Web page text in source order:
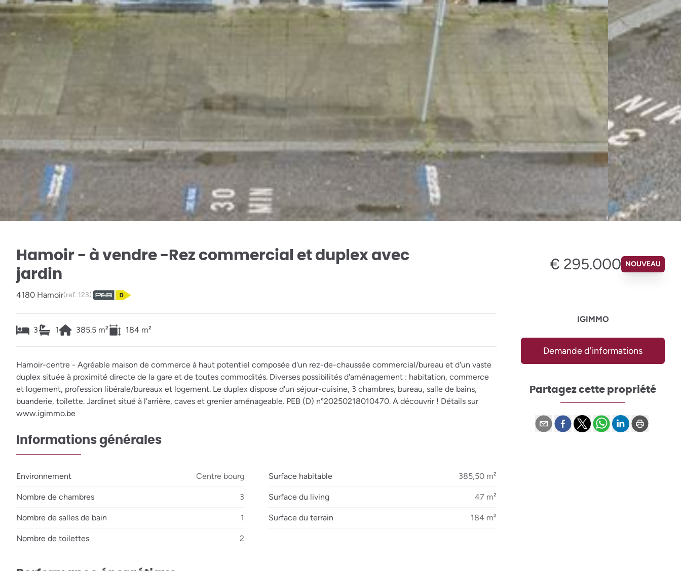
Hamoir - à vendre -Rez commercial et duplex avec
jardin
€ 295.000 NOUVEAU
4180 Hamoir(ref. 123)
3 1 385.5 m² 184 m²
Hamoir-centre - Agréable maison de commerce à haut potentiel composée d'un rez-de-chaussée commercial/bureau et d'un vaste
duplex située à proximité directe de la gare et de toutes commodités. Diverses possibilités d'aménagement : habitation, commerce
et logement, profession libérale/bureaux et logement. Le duplex dispose d'un séjour-cuisine, 3 chambres, bureau, salle de bains,
buanderie, toilette. Jardinet situé à l'arrière, caves et grenier aménageable. PEB (D) n°20250218010470. A découvrir ! Détails sur
www.igimmo.be
Informations générales
Environnement Centre bourg Surface habitable 385,50 m²
Nombre de chambres 3 Surface du living 47 m²
Nombre de salles de bain 1 Surface du terrain 184 m²
Nombre de toilettes 2
IGIMMO
Demande d'informations
Partagez cette propriété